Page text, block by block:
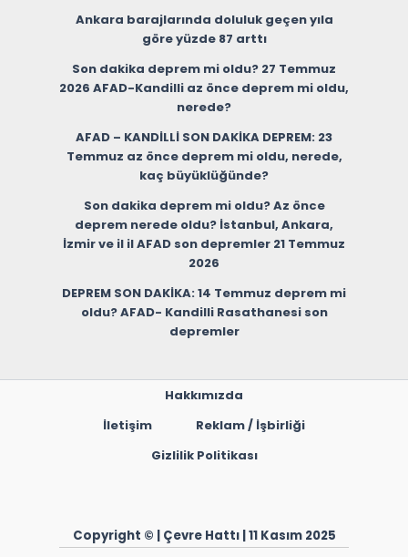
Ankara barajlarında doluluk geçen yıla
göre yüzde 87 arttı
Son dakika deprem mi oldu? 27 Temmuz
2026 AFAD-Kandilli az önce deprem mi oldu,
nerede?
AFAD – KANDİLLİ SON DAKİKA DEPREM: 23
Temmuz az önce deprem mi oldu, nerede,
kaç büyüklüğünde?
Son dakika deprem mi oldu? Az önce
deprem nerede oldu? İstanbul, Ankara,
İzmir ve il il AFAD son depremler 21 Temmuz
2026
DEPREM SON DAKİKA: 14 Temmuz deprem mi
oldu? AFAD- Kandilli Rasathanesi son
depremler
Hakkımızda
İletişim
Reklam / İşbirliği
Gizlilik Politikası
Copyright © | Çevre Hattı | 11 Kasım 2025